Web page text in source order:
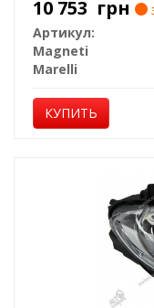
10 753 грн
Артикул:
Magneti
Marelli
КУПИТЬ